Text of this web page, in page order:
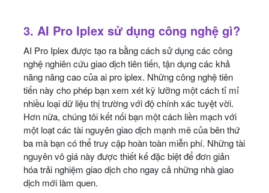
3. AI Pro Iplex sử dụng công nghệ gì?
AI Pro Iplex được tạo ra bằng cách sử dụng các công
nghệ nghiên cứu giao dịch tiên tiến, tận dụng các khả
năng nâng cao của ai pro iplex. Những công nghệ tiên
tiến này cho phép bạn xem xét kỹ lưỡng một cách tỉ mỉ
nhiều loại dữ liệu thị trường với độ chính xác tuyệt vời.
Hơn nữa, chúng tôi kết nối bạn một cách liền mạch với
một loạt các tài nguyên giao dịch mạnh mẽ của bên thứ
ba mà bạn có thể truy cập hoàn toàn miễn phí. Những tài
nguyên vô giá này được thiết kế đặc biệt để đơn giản
hóa trải nghiệm giao dịch cho ngay cả những nhà giao
dịch mới làm quen.